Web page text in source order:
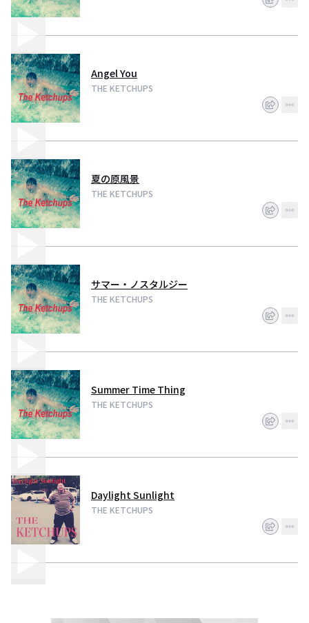
Angel You
THE KETCHUPS
夏の原風景
THE KETCHUPS
サマー・ノスタルジー
THE KETCHUPS
Summer Time Thing
THE KETCHUPS
Daylight Sunlight
THE KETCHUPS